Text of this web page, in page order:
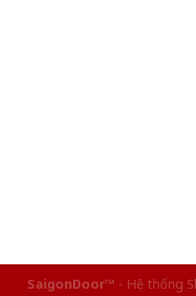
SaigonDoor™ - Hệ thống